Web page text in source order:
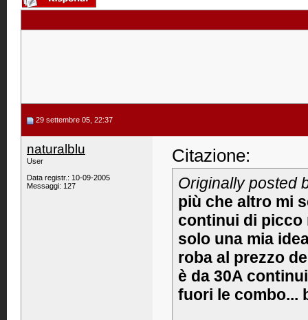
29 settembre 05, 22:37
naturalblu
User
Data registr.: 10-09-2005
Messaggi: 127
Citazione:
Originally posted
più che altro mi
continui di picco
solo una mia
roba al prezzo
è da 30A
fuori le combo...